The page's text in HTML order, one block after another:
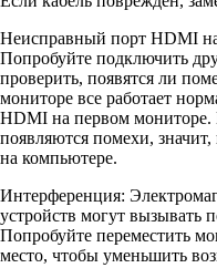
Неисправный порт HDMI
Попробуйте подключить
проверить, появятся ли
мониторе все работает
HDMI на первом мониторе.
появляются помехи,
на компьютере.
Интерференция:
устройств могут вызывать
Попробуйте переместить
место, чтобы уменьшить